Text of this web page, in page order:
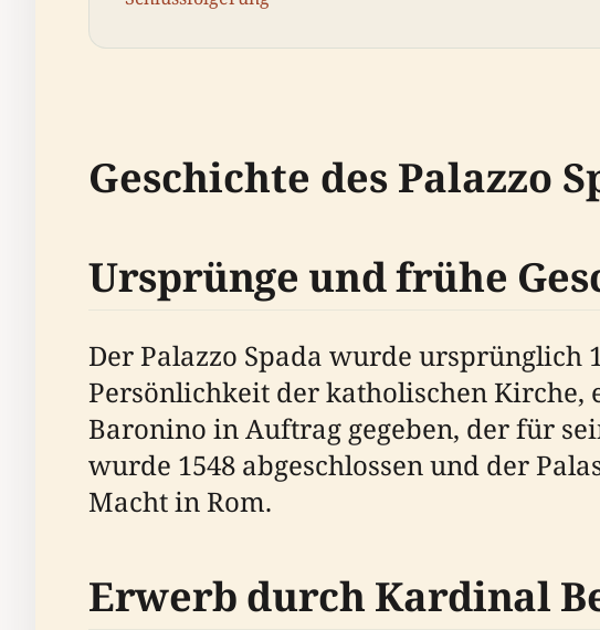
Geschichte des Palazzo
Ursprünge und frühe
Der Palazzo Spada wurde
Persönlichkeit der katholischen
Baronino in Auftrag gegeben, der für
wurde 1548 abgeschlossen und der
Macht in Rom.
Erwerb durch Kardinal